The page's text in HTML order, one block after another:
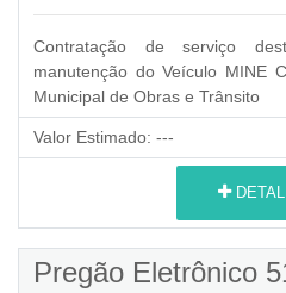
Contratação de serviço
manutenção do Veículo MINE
Municipal de Obras e Trânsito
Valor Estimado: ---
Pregão Eletrônico